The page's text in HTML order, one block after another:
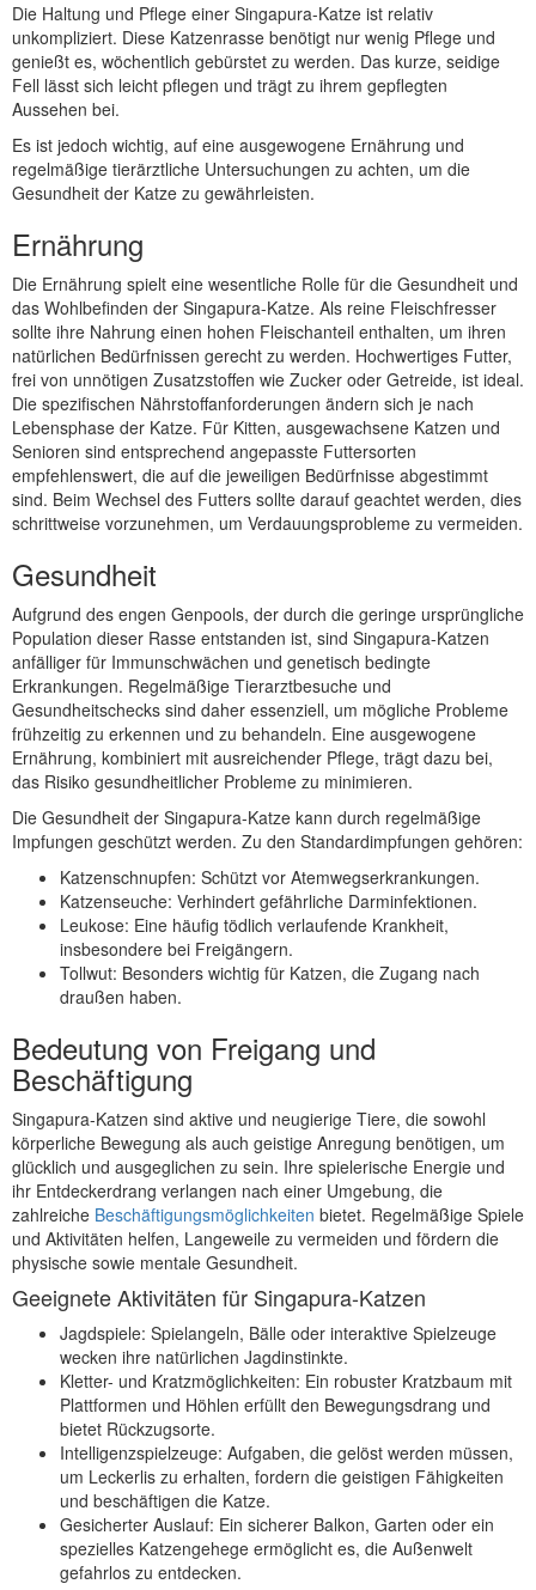
Die Haltung und Pflege einer Singapura-Katze ist relativ
unkompliziert. Diese Katzenrasse benötigt nur wenig Pflege und
genießt es, wöchentlich gebürstet zu werden. Das kurze, seidige
Fell lässt sich leicht pflegen und trägt zu ihrem gepflegten
Aussehen bei.
Es ist jedoch wichtig, auf eine ausgewogene Ernährung und
regelmäßige tierärztliche Untersuchungen zu achten, um die
Gesundheit der Katze zu gewährleisten.
Ernährung
Die Ernährung spielt eine wesentliche Rolle für die Gesundheit und
das Wohlbefinden der Singapura-Katze. Als reine Fleischfresser
sollte ihre Nahrung einen hohen Fleischanteil enthalten, um ihren
natürlichen Bedürfnissen gerecht zu werden. Hochwertiges Futter,
frei von unnötigen Zusatzstoffen wie Zucker oder Getreide, ist ideal.
Die spezifischen Nährstoffanforderungen ändern sich je nach
Lebensphase der Katze. Für Kitten, ausgewachsene Katzen und
Senioren sind entsprechend angepasste Futtersorten
empfehlenswert, die auf die jeweiligen Bedürfnisse abgestimmt
sind. Beim Wechsel des Futters sollte darauf geachtet werden, dies
schrittweise vorzunehmen, um Verdauungsprobleme zu vermeiden.
Gesundheit
Aufgrund des engen Genpools, der durch die geringe ursprüngliche
Population dieser Rasse entstanden ist, sind Singapura-Katzen
anfälliger für Immunschwächen und genetisch bedingte
Erkrankungen. Regelmäßige Tierarztbesuche und
Gesundheitschecks sind daher essenziell, um mögliche Probleme
frühzeitig zu erkennen und zu behandeln. Eine ausgewogene
Ernährung, kombiniert mit ausreichender Pflege, trägt dazu bei,
das Risiko gesundheitlicher Probleme zu minimieren.
Die Gesundheit der Singapura-Katze kann durch regelmäßige
Impfungen geschützt werden. Zu den Standardimpfungen gehören:
Katzenschnupfen: Schützt vor Atemwegserkrankungen.
Katzenseuche: Verhindert gefährliche Darminfektionen.
Leukose: Eine häufig tödlich verlaufende Krankheit,
insbesondere bei Freigängern.
Tollwut: Besonders wichtig für Katzen, die Zugang nach
draußen haben.
Bedeutung von Freigang und
Beschäftigung
Singapura-Katzen sind aktive und neugierige Tiere, die sowohl
körperliche Bewegung als auch geistige Anregung benötigen, um
glücklich und ausgeglichen zu sein. Ihre spielerische Energie und
ihr Entdeckerdrang verlangen nach einer Umgebung, die
zahlreiche Beschäftigungsmöglichkeiten bietet. Regelmäßige Spiele
und Aktivitäten helfen, Langeweile zu vermeiden und fördern die
physische sowie mentale Gesundheit.
Geeignete Aktivitäten für Singapura-Katzen
Jagdspiele: Spielangeln, Bälle oder interaktive Spielzeuge
wecken ihre natürlichen Jagdinstinkte.
Kletter- und Kratzmöglichkeiten: Ein robuster Kratzbaum mit
Plattformen und Höhlen erfüllt den Bewegungsdrang und
bietet Rückzugsorte.
Intelligenzspielzeuge: Aufgaben, die gelöst werden müssen,
um Leckerlis zu erhalten, fordern die geistigen Fähigkeiten
und beschäftigen die Katze.
Gesicherter Auslauf: Ein sicherer Balkon, Garten oder ein
spezielles Katzengehege ermöglicht es, die Außenwelt
gefahrlos zu entdecken.